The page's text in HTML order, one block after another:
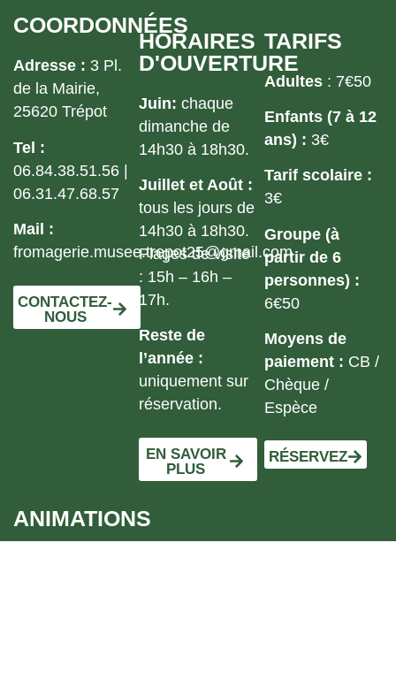
COORDONNÉES
Adresse : 3 Pl.
de la Mairie,
25620 Trépot
Tel :
06.84.38.51.56 |
06.31.47.68.57
Mail :
fromagerie.musee.trepot25@gmail.com
CONTACTEZ-
NOUS
HORAIRES
D'OUVERTURE
Juin:chaque
dimanche de
14h30 à 18h30.
Juillet et Août :
tous les jours de
14h30 à 18h30.
Plages de visite
: 15h – 16h –
17h.
Reste de
l’année :
uniquement sur
réservation.
EN SAVOIR
PLUS
TARIFS
Adultes : 7€50
Enfants (7 à 12
ans) : 3€
Tarif scolaire :
3€
Groupe (à
partir de 6
personnes) :
6€50
Moyens de
paiement : CB /
Chèque /
Espèce
RÉSERVEZ
ANIMATIONS